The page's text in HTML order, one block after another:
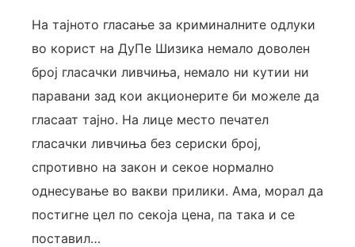
На тајното гласање за криминалните одлуки
во корист на ДуПе Шизика немало доволен
број гласачки ливчиња, немало ни кутии ни
паравани зад кои акционерите би можеле да
гласаат тајно. На лице место печател
гласачки ливчиња без сериски број,
спротивно на закон и секое нормално
однесување во вакви прилики. Ама, морал да
постигне цел по секоја цена, па така и се
поставил…